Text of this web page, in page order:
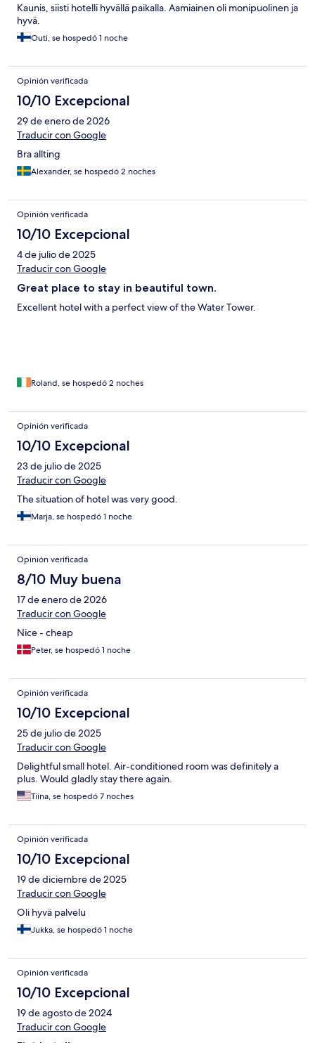
Kaunis, siisti hotelli hyvällä paikalla. Aamiainen oli monipuolinen ja
hyvä.
Outi, se hospedó 1 noche
Opinión verificada
10/10 Excepcional
29 de enero de 2026
Traducir con Google
Bra allting
Alexander, se hospedó 2 noches
Opinión verificada
10/10 Excepcional
4 de julio de 2025
Traducir con Google
Great place to stay in beautiful town.
Excellent hotel with a perfect view of the Water Tower.
Roland, se hospedó 2 noches
Opinión verificada
10/10 Excepcional
23 de julio de 2025
Traducir con Google
The situation of hotel was very good.
Marja, se hospedó 1 noche
Opinión verificada
8/10 Muy buena
17 de enero de 2026
Traducir con Google
Nice - cheap
Peter, se hospedó 1 noche
Opinión verificada
10/10 Excepcional
25 de julio de 2025
Traducir con Google
Delightful small hotel. Air-conditioned room was definitely a
plus. Would gladly stay there again.
Tiina, se hospedó 7 noches
Opinión verificada
10/10 Excepcional
19 de diciembre de 2025
Traducir con Google
Oli hyvä palvelu
Jukka, se hospedó 1 noche
Opinión verificada
10/10 Excepcional
19 de agosto de 2024
Traducir con Google